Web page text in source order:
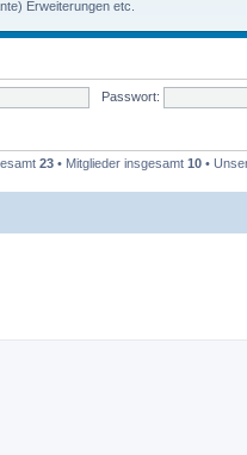
Erweiterungen etc.
Passwort:
23 • Mitglieder insgesamt 10 •